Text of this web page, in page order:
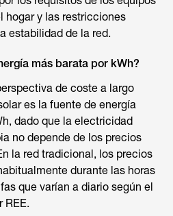
hogar y las restricciones
estabilidad de la red.
más barata por kWh?
de coste a largo
es la fuente de energía
dado que la electricidad
no depende de los precios
la red tradicional, los precios
durante las horas
que varían a diario según el
REE.